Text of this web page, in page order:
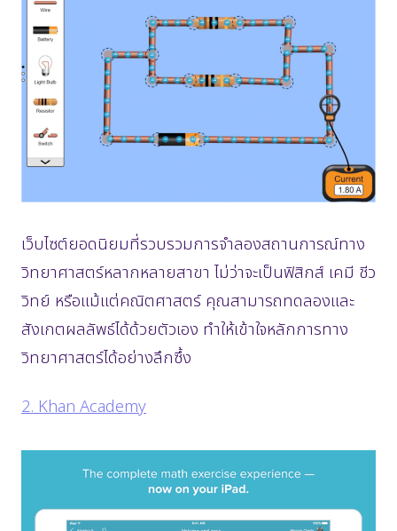
เว็บไซต์ยอดนิยมที่รวบรวมการจำลองสถานการณ์ทาง
วิทยาศาสตร์หลากหลายสาขา ไม่ว่าจะเป็นฟิสิกส์ เคมี ชีว
วิทย์ หรือแม้แต่คณิตศาสตร์ คุณสามารถทดลองและ
สังเกตผลลัพธ์ได้ด้วยตัวเอง ทำให้เข้าใจหลักการทาง
วิทยาศาสตร์ได้อย่างลึกซึ้ง
2. Khan Academy